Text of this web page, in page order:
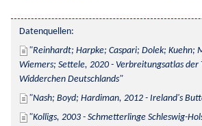
Datenquellen:
Reinhardt; Harpke; Caspari; Dolek; Kuehn;
Wiemers; Settele, 2020 - Verbreitungsatlas der
Widderchen Deutschlands
Nash; Boyd; Hardiman, 2012 - Ireland's
Kolligs, 2003 - Schmetterlinge Schleswig-